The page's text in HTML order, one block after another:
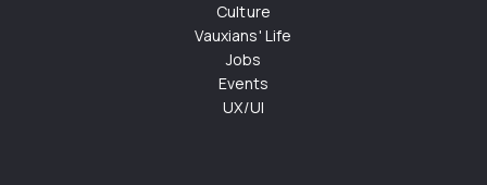
Culture
Vauxians' Life
Jobs
Events
UX/UI